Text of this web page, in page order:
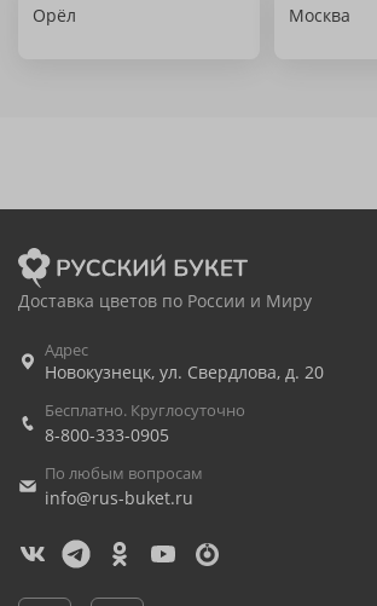
Орёл Москва
Доставка цветов по России и Миру
Адрес
Новокузнецк, ул. Свердлова, д. 20
Бесплатно. Круглосуточно
8-800-333-0905
По любым вопросам
info@rus-buket.ru